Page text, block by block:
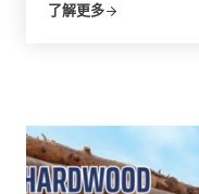
了解更多